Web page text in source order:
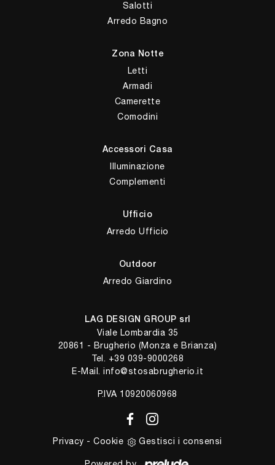
Salotti
Arredo Bagno
Zona Notte
Letti
Armadi
Camerette
Comodini
Accessori Casa
Illuminazione
Complementi
Ufficio
Arredo Ufficio
Outdoor
Arredo Giardino
LAG DESIGN GROUP srl
Viale Lombardia 35
20861 - Brugherio (Monza e Brianza)
Tel. +39 039-9000268
E-Mail. info@stosabrugherio.it
P.IVA 10920060968
Privacy -Cookie Gestisci i consensi